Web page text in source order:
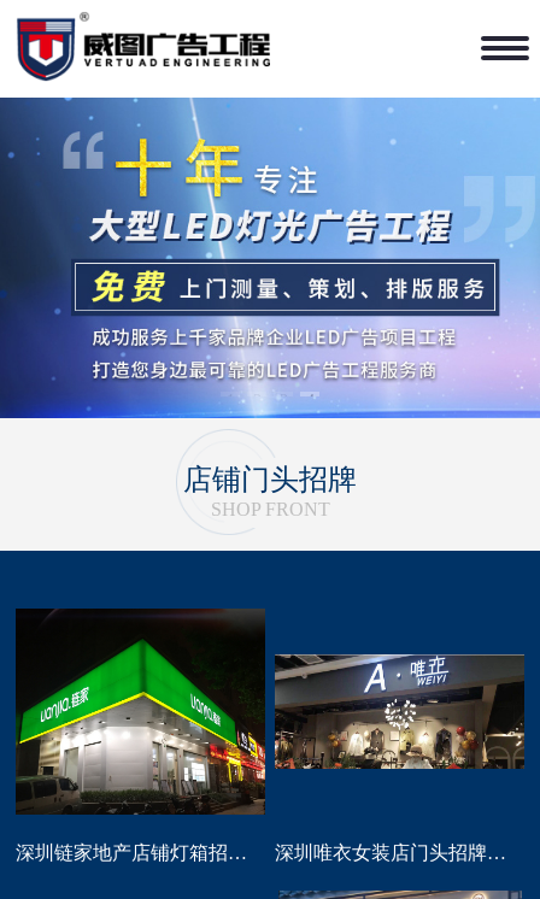
1 3 4
店铺门头招牌
SHOP FRONT
深圳链家地产店铺灯箱招牌定做 深圳唯衣女装店门头招牌设计制作